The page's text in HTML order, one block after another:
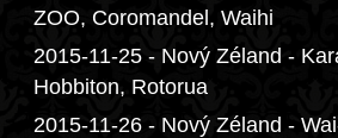
ZOO, Coromandel, Waihi
2015-11-25 - Nový Zéland -
Hobbiton, Rotorua
2015-11-26 - Nový Zéland -